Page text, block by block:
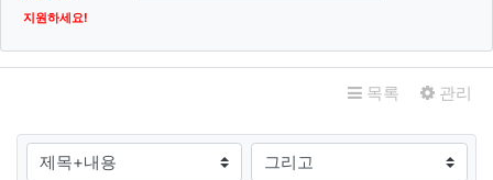
제2조. 수집하는 개인정보의 항목 및
수집하는 개인정보의 항목
① 폼메일 문의
지원하세요!
목록 관리
검색대상